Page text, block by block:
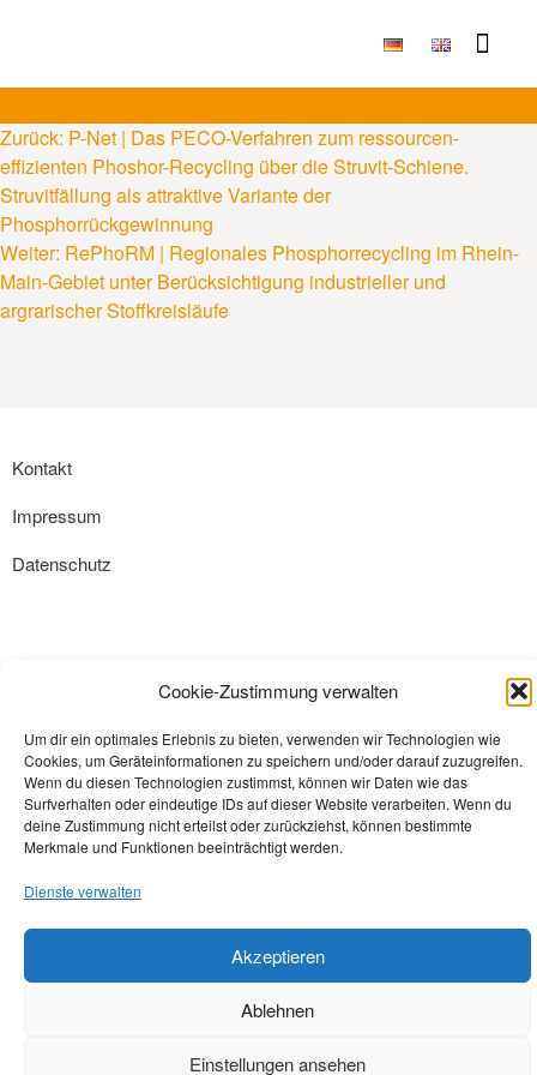
Cookie-Zustimmung verwalten
Um dir ein optimales Erlebnis zu bieten, verwenden wir Technologien wie
Cookies, um Geräteinformationen zu speichern und/oder darauf zuzugreifen.
Wenn du diesen Technologien zustimmst, können wir Daten wie das
Surfverhalten oder eindeutige IDs auf dieser Website verarbeiten. Wenn du
deine Zustimmung nicht erteilst oder zurückziehst, können bestimmte
Merkmale und Funktionen beeinträchtigt werden.
Dienste verwalten
Akzeptieren
Ablehnen
Einstellungen ansehen
Zurück: P-Net | Das PECO-Verfahren zum ressourcen-
effizienten Phoshor-Recycling über die Struvit-Schiene.
Struvitfällung als attraktive Variante der
Phosphorrückgewinnung
Weiter: RePhoRM | Regionales Phosphorrecycling im Rhein-
Main-Gebiet unter Berücksichtigung industrieller und
argrarischer Stoffkreisläufe
Kontakt
Impressum
Datenschutz